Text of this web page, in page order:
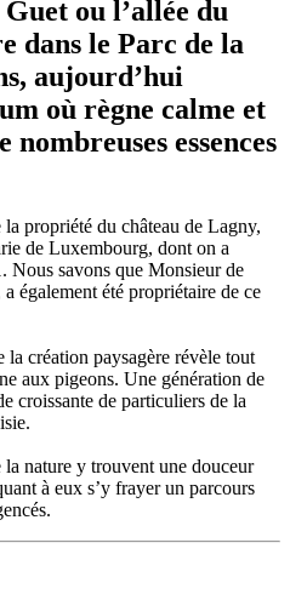
ou l’allée du
dans le Parc de la
aujourd’hui
où règne calme et
nombreuses essences
propriété du château de Lagny,
de Luxembourg, dont on a
Nous savons que Monsieur de
également été propriétaire de ce
la création paysagère révèle tout
aux pigeons. Une génération de
croissante de particuliers de la
nature y trouvent une douceur
à eux s’y frayer un parcours